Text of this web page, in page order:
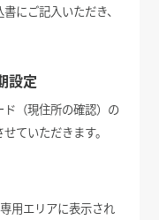
にご記入いただき、
設定
（現住所の確認）の
ていただきます。
用エリアに表示され